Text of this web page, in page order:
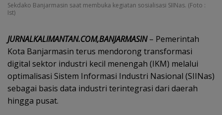
Sekdako Banjarmasin saat membuka kegiatan sosialisasi SIINas. (Foto :
Ist)
JURNALKALIMANTAN.COM,BANJARMASIN– Pemerintah
Kota Banjarmasin terus mendorong transformasi
digital sektor industri kecil menengah (IKM) melalui
optimalisasi Sistem Informasi Industri Nasional (SIINas)
sebagai basis data industri terintegrasi dari daerah
hingga pusat.